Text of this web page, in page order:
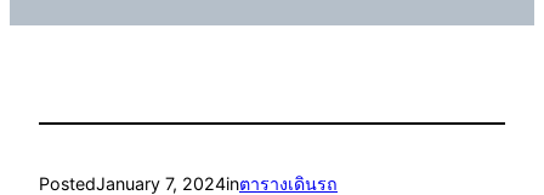
PostedJanuary 7, 2024inตารางเดินรถ